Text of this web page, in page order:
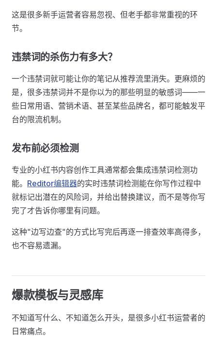
这是很多新手运营者容易忽视、但老手都非常重视的环
节。
违禁词的杀伤力有多大？
一个违禁词就可能让你的笔记从推荐流里消失。更麻烦的
是，很多违禁词并不是你以为的那些明显的敏感词——一
些日常用语、营销术语、甚至某些品牌名，都可能触发平
台的限流机制。
发布前必须检测
专业的小红书内容创作工具通常都会集成违禁词检测功
能。 Reditor编辑器的实时违禁词检测能在你写作过程中
就标记出潜在的风险词，并给出替换建议，而不是等你写
完了才告诉你哪里有问题。
这种"边写边查"的方式比写完后再逐一排查效率高得多，
也不容易遗漏。
爆款模板与灵感库
不知道写什么、不知道怎么开头，是很多小红书运营者的
日常痛点。